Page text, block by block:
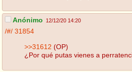
Anónimo 12/12/20 14:20
/#/ 31854
>>31612 (OP)
¿Por qué putas vienes a